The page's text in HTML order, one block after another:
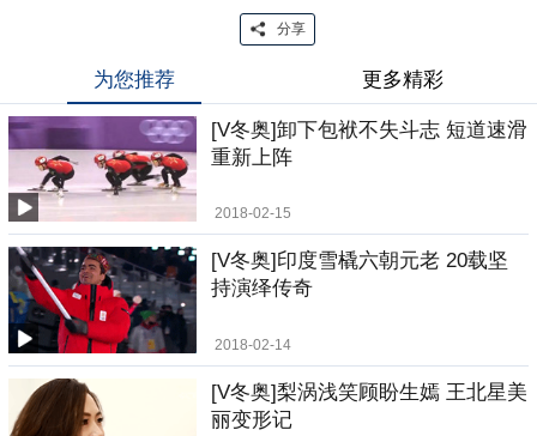
分享
为您推荐 更多精彩
[V冬奥]卸下包袱不失斗志 短道速滑
重新上阵
2018-02-15
[V冬奥]印度雪橇六朝元老 20载坚
持演绎传奇
2018-02-14
[V冬奥]梨涡浅笑顾盼生嫣 王北星美
丽变形记